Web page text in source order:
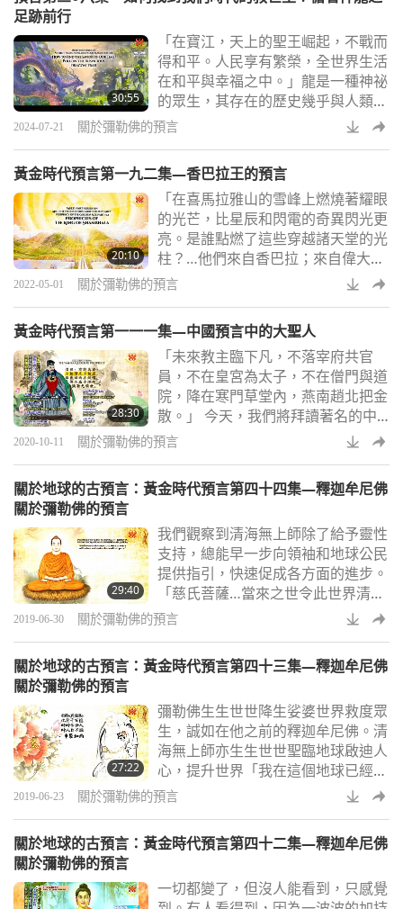
走向不歸路。根據歐盟哥白尼氣候變
遷服務機構的數據，二○二四年六月
創下了最熱的六月紀錄。七月底，地
球經歷了科學家有紀
足跡前行
30:55
「在寶江，天上的聖王崛起，不戰而
得和平。人民享有繁榮，全世界生活
在和平與幸福之中。」龍是一種神祕
的眾生，其存在的歷史幾乎與人類歷
史一樣悠久，世界各地的各種文化
中，都有許多與龍相關的傳說和故
祕的力量、勢不可擋的力量、吉祥、
榮耀和成功。在東方文化中，龍在幾
個世紀以來，尤其是統治者的象徵。
只有統治者才有特權用龍印和穿著繡
有龍的衣服。根據東方生肖的說法，
龍年出生的人富有魅力
2024-07-21 關於彌勒佛的預言
黃金時代預言第一九二集—香巴拉王的預言
20:10
「在喜馬拉雅山的雪峰上燃燒著耀眼
的光芒，比星辰和閃電的奇異閃光更
亮。是誰點燃了這些穿越諸天堂的光
柱？…他們來自香巴拉；來自偉大來
臨者之塔。彌勒佛來了。」香巴拉在
梵語中意為「快樂和平之源」，這是
處，可能在西藏喜馬拉雅山的岡仁波
齊峰以北。幾個世紀以來，眾多充滿
興趣的學者和探險家都嘗試找到或前
往這處難以捉摸之地，但大多沒有成
功。在他的《香巴拉》一書中，受人
尊敬的俄羅斯考古
2022-05-01 關於彌勒佛的預言
黃金時代預言第一一一集—中國預言中的大聖人
28:30
「未來教主臨下凡，不落宰府共官
員，不在皇宮為太子，不在僧門與道
院，降在寒門草堂內，燕南趙北把金
散。」 今天，我們將拜讀著名的中
國先知聖賢劉伯溫的《燒餅歌》中，
有關彌勒佛轉世到地球，並展開偉大
宗」，意指「萬法回歸本源」，這段
位大聖人是當來佛降世，這位當來佛
在佛教中被尊為彌勒佛。這則預言是
劉伯溫寫的。然而內容似乎源自《龍
華經》這本書，據說
2020-10-11 關於彌勒佛的預言
關於地球的古預言：黃金時代預言第四十四集—釋迦牟尼佛
關於彌勒佛的預言
29:40
我們觀察到清海無上師除了給予靈性
支持，總能早一步向領袖和地球公民
提供指引，快速促成各方面的進步。
「慈氏菩薩…當來之世令此世界清淨
莊嚴」透過詳察與內在理解，我們深
信清海無上師是預言裡的彌勒佛化
世界。「彌勒佛弟子…多聞廣學，守
如鳥出殼」
2019-06-30 關於彌勒佛的預言
關於地球的古預言：黃金時代預言第四十三集—釋迦牟尼佛
關於彌勒佛的預言
27:22
彌勒佛生生世世降生娑婆世界救度眾
生，誠如在他之前的釋迦牟尼佛。清
海無上師亦生生世世聖臨地球啟迪人
心，提升世界「我在這個地球已經很
久很久了，當過帝王、皇后、以及許
多出家僧團的宗教創始者…」神智學
一直以不同身份示現世人。英國神智
言彌勒佛也以受尊崇的明師主耶穌基
2019-06-23 關於彌勒佛的預言
關於地球的古預言：黃金時代預言第四十二集—釋迦牟尼佛
關於彌勒佛的預言
一切都變了，但沒人能看到，只感覺